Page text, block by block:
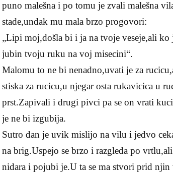
puno malešna i po tomu je zvali malešna
stade,undak mu mala brzo progovori:
„Lipi moj,došla bi i ja na tvoje veseje,ali ko
jubin tvoju ruku na voj misecini“.
Malomu to ne bi nenadno,uvati je za
stiska za rucicu,u njegar osta rukavicica u
prst.Zapivali i drugi pivci pa se on vrati
je ne bi izgubija.
Sutro dan je uvik mislijo na vilu i jedvo
na brig.Uspejo se brzo i razgleda po
nidara i pojubi je.U ta se ma stvori prid